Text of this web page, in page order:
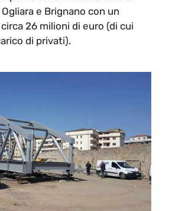
e Brignano con un
26 milioni di euro (di cui
di privati).